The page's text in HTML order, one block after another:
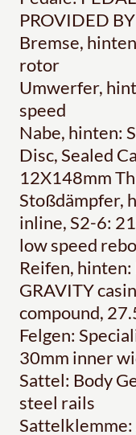
PROVIDED
Bremse,
rotor
Umwerfer,
speed
Nabe, hinten:
Disc, Sealed
12X148mm
Stoßdämpfer,
inline, S2-6:
low speed
Reifen,
GRAVITY
compound,
Felgen:
30mm inner
Sattel: Body
steel rails